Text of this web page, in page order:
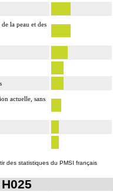
la peau et des
actuelle, sans
des statistiques du PMSI français